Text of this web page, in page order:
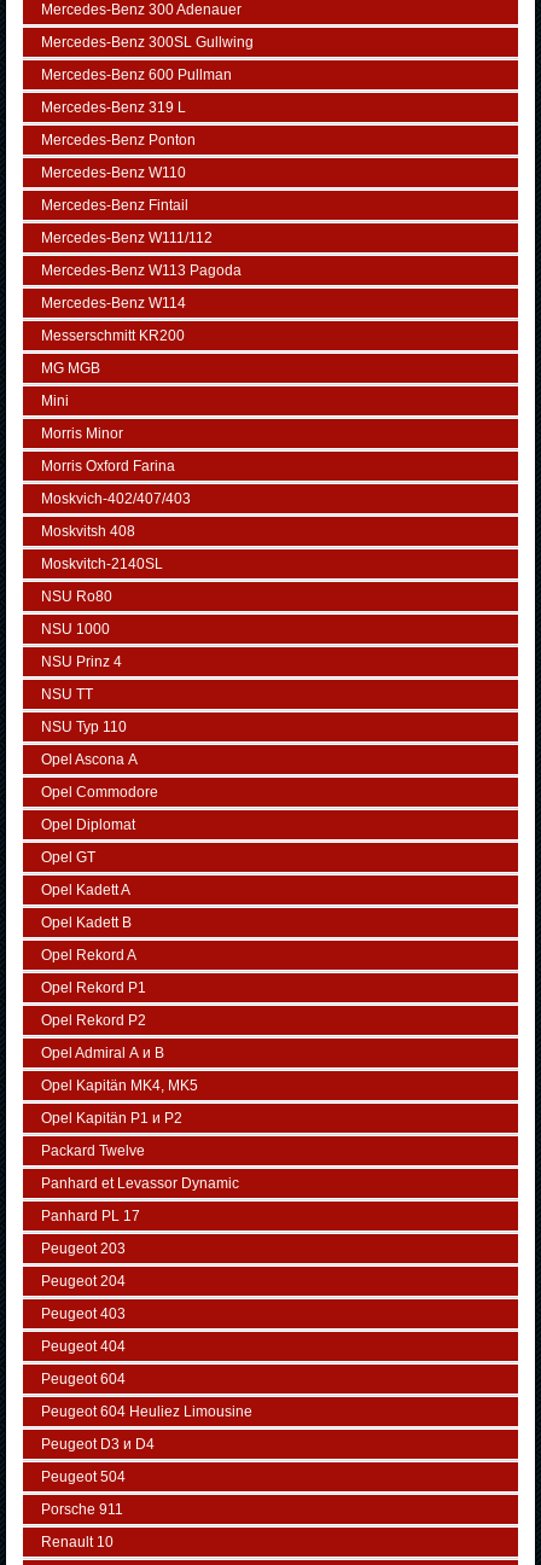
Mercedes-Benz 300 Adenauer
Mercedes-Benz 300SL Gullwing
Mercedes-Benz 600 Pullman
Mercedes-Benz 319 L
Mercedes-Benz Ponton
Mercedes-Benz W110
Mercedes-Benz Fintail
Mercedes-Benz W111/112
Mercedes-Benz W113 Pagoda
Mercedes-Benz W114
Messerschmitt KR200
MG MGB
Mini
Morris Minor
Morris Oxford Farina
Moskvich-402/407/403
Moskvitsh 408
Moskvitch-2140SL
NSU Ro80
NSU 1000
NSU Prinz 4
NSU TT
NSU Typ 110
Opel Ascona А
Opel Commodore
Opel Diplomat
Opel GT
Opel Kadett A
Opel Kadett B
Opel Rekord A
Opel Rekord P1
Opel Rekord P2
Opel Admiral А и В
Opel Kapitän MK4, MK5
Opel Kapitän P1 и P2
Packard Twelve
Panhard et Levassor Dynamic
Panhard PL 17
Peugeot 203
Peugeot 204
Peugeot 403
Peugeot 404
Peugeot 604
Peugeot 604 Heuliez Limousine
Peugeot D3 и D4
Peugeot 504
Porsche 911
Renault 10